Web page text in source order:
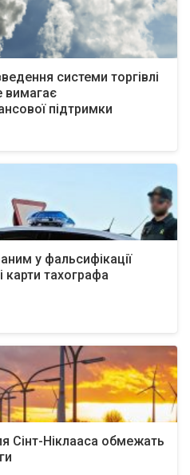
системи торгівлі
вимагає
підтримки
у фальсифікації
карти тахографа
Сінт-Ніклааса обмежать